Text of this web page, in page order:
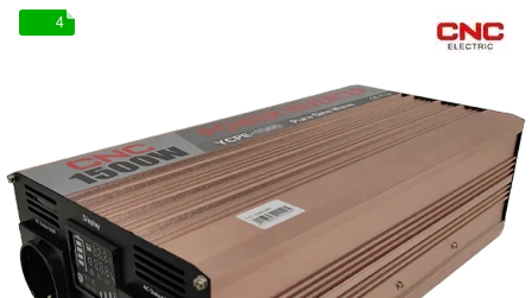
4